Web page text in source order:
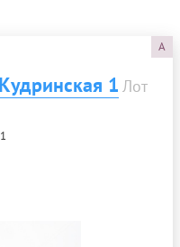
A
1 Лот